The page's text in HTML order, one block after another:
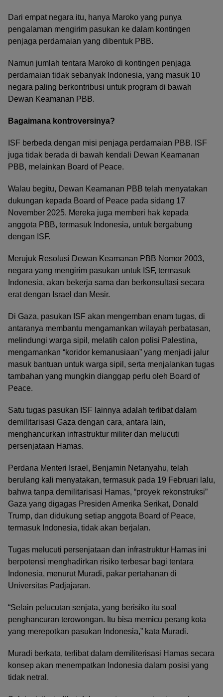
Dari empat negara itu, hanya Maroko yang punya
pengalaman mengirim pasukan ke dalam kontingen
penjaga perdamaian yang dibentuk PBB.
Namun jumlah tentara Maroko di kontingen penjaga
perdamaian tidak sebanyak Indonesia, yang masuk 10
negara paling berkontribusi untuk program di bawah
Dewan Keamanan PBB.
Bagaimana kontroversinya?
ISF berbeda dengan misi penjaga perdamaian PBB. ISF
juga tidak berada di bawah kendali Dewan Keamanan
PBB, melainkan Board of Peace.
Walau begitu, Dewan Keamanan PBB telah menyatakan
dukungan kepada Board of Peace pada sidang 17
November 2025. Mereka juga memberi hak kepada
anggota PBB, termasuk Indonesia, untuk bergabung
dengan ISF.
Merujuk Resolusi Dewan Keamanan PBB Nomor 2003,
negara yang mengirim pasukan untuk ISF, termasuk
Indonesia, akan bekerja sama dan berkonsultasi secara
erat dengan Israel dan Mesir.
Di Gaza, pasukan ISF akan mengemban enam tugas, di
antaranya membantu mengamankan wilayah perbatasan,
melindungi warga sipil, melatih calon polisi Palestina,
mengamankan “koridor kemanusiaan” yang menjadi jalur
masuk bantuan untuk warga sipil, serta menjalankan tugas
tambahan yang mungkin dianggap perlu oleh Board of
Peace.
Satu tugas pasukan ISF lainnya adalah terlibat dalam
demilitarisasi Gaza dengan cara, antara lain,
menghancurkan infrastruktur militer dan melucuti
persenjataan Hamas.
Perdana Menteri Israel, Benjamin Netanyahu, telah
berulang kali menyatakan, termasuk pada 19 Februari lalu,
bahwa tanpa demilitarisasi Hamas, “proyek rekonstruksi”
Gaza yang digagas Presiden Amerika Serikat, Donald
Trump, dan didukung setiap anggota Board of Peace,
termasuk Indonesia, tidak akan berjalan.
Tugas melucuti persenjataan dan infrastruktur Hamas ini
berpotensi menghadirkan risiko terbesar bagi tentara
Indonesia, menurut Muradi, pakar pertahanan di
Universitas Padjajaran.
“Selain pelucutan senjata, yang berisiko itu soal
penghancuran terowongan. Itu bisa memicu perang kota
yang merepotkan pasukan Indonesia,” kata Muradi.
Muradi berkata, terlibat dalam demiliterisasi Hamas secara
konsep akan menempatkan Indonesia dalam posisi yang
tidak netral.